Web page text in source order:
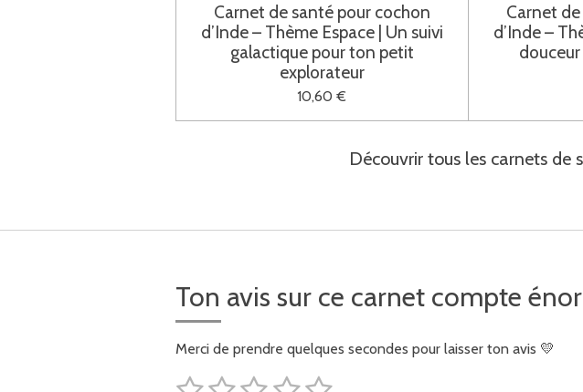
Carnet de santé pour cochon
d’Inde – Thème Espace | Un suivi
galactique pour ton petit
explorateur
10,60 €
Carnet
d’Inde –
Découvrir tous les carnets de
Ton avis sur ce carnet compte
Merci de prendre quelques secondes pour laisser ton avis 💛
É E